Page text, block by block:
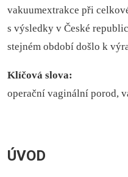
vakuumextrakce při
s výsledky v České
stejném období došlo k
Klíčová slova:
operační vaginální porod,
ÚVOD